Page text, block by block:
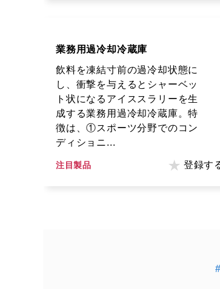
業務用過冷却冷蔵庫
飲料を凍結寸前の過冷却状態に
し、衝撃を与えるとシャーベッ
ト状になるアイススラリーを生
成する業務用過冷却冷蔵庫。特
徴は、①スポーツ分野でのコン
ディショニ...
注目製品 登録す
#